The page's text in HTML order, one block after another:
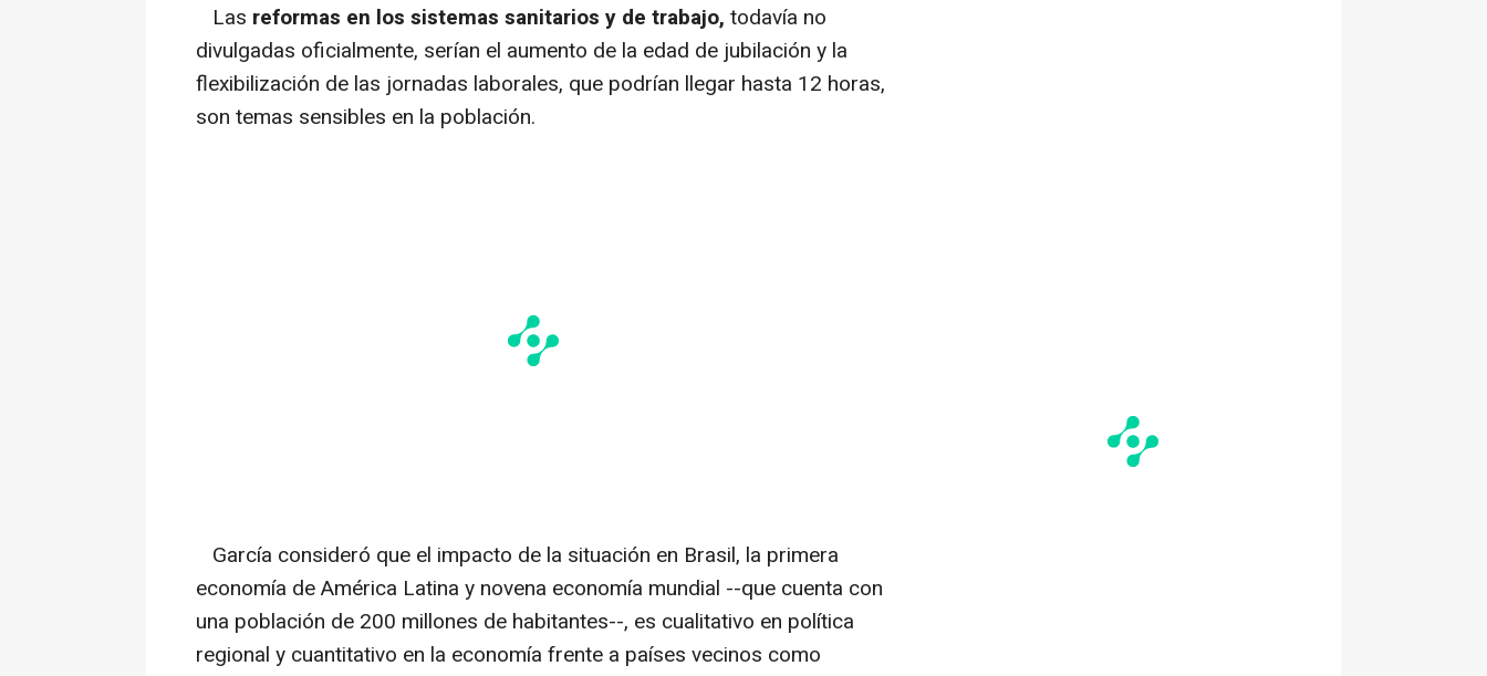
Las reformas en los sistemas sanitarios y de trabajo, todavía no
divulgadas oficialmente, serían el aumento de la edad de jubilación y la
flexibilización de las jornadas laborales, que podrían llegar hasta 12 horas,
son temas sensibles en la población.
García consideró que el impacto de la situación en Brasil, la primera
economía de América Latina y novena economía mundial --que cuenta con
una población de 200 millones de habitantes--, es cualitativo en política
regional y cuantitativo en la economía frente a países vecinos como